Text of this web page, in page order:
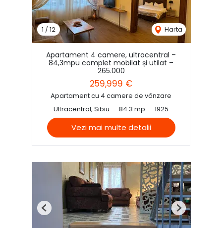
1 / 12 Harta
Apartament 4 camere, ultracentral –
84,3mpu complet mobilat și utilat –
265.000
259,999 €
Apartament cu 4 camere de vânzare
Ultracentral, Sibiu
84.3 mp 1925
Vezi mai multe detalii
Previous Next